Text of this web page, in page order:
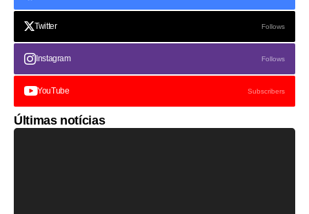
Twitter Follows
Instagram Follows
YouTube Subscribers
Últimas notícias